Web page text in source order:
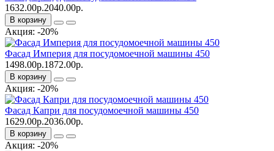
1632.00р.2040.00р.
В корзину
Акция: -20%
Фасад Империя для посудомоечной машины 450
1498.00р.1872.00р.
В корзину
Акция: -20%
Фасад Капри для посудомоечной машины 450
1629.00р.2036.00р.
В корзину
Акция: -20%